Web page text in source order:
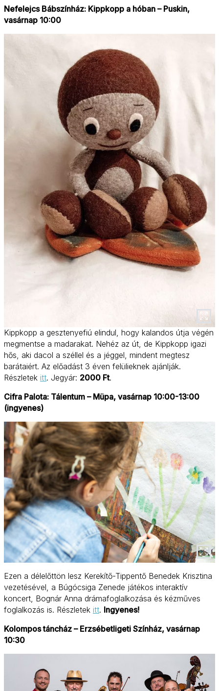
Nefelejcs Bábszínház: Kippkopp a hóban – Puskin,
vasárnap 10:00
Kippkopp a gesztenyefiú elindul, hogy kalandos útja végén
megmentse a madarakat. Nehéz az út, de Kippkopp igazi
hős, aki dacol a széllel és a jéggel, mindent megtesz
barátaiért. Az előadást 3 éven felülieknek ajánlják.
Részletek itt. Jegyár: 2000 Ft.
Cifra Palota: Tálentum – Müpa, vasárnap 10:00-13:00
(ingyenes)
Ezen a délelőttön lesz Kerekítő-Tippentő Benedek Krisztina
vezetésével, a Búgócsiga Zenede játékos interaktív
koncert, Bognár Anna drámafoglalkozása és kézműves
foglalkozás is. Részletek itt. Ingyenes!
Kolompos táncház – Erzsébetligeti Színház, vasárnap
10:30